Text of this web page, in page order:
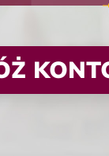
zł dla
przycisk